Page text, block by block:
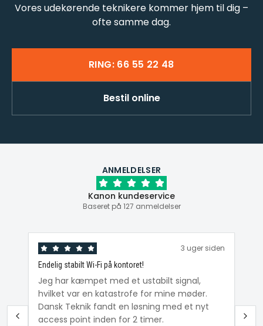
Vores udekørende teknikere kommer hjem til dig –
ofte samme dag.
RING: 66 55 22 48
Bestil online
ANMELDELSER
Kanon kundeservice
Baseret på 127 anmeldelser
3 uger siden
Endelig stabilt Wi-Fi på kontoret!
Jeg har kæmpet med et ustabilt signal,
hvilket var en katastrofe for mine møder.
Dansk Teknik fandt en løsning med et nyt
access point inden for 2 timer.